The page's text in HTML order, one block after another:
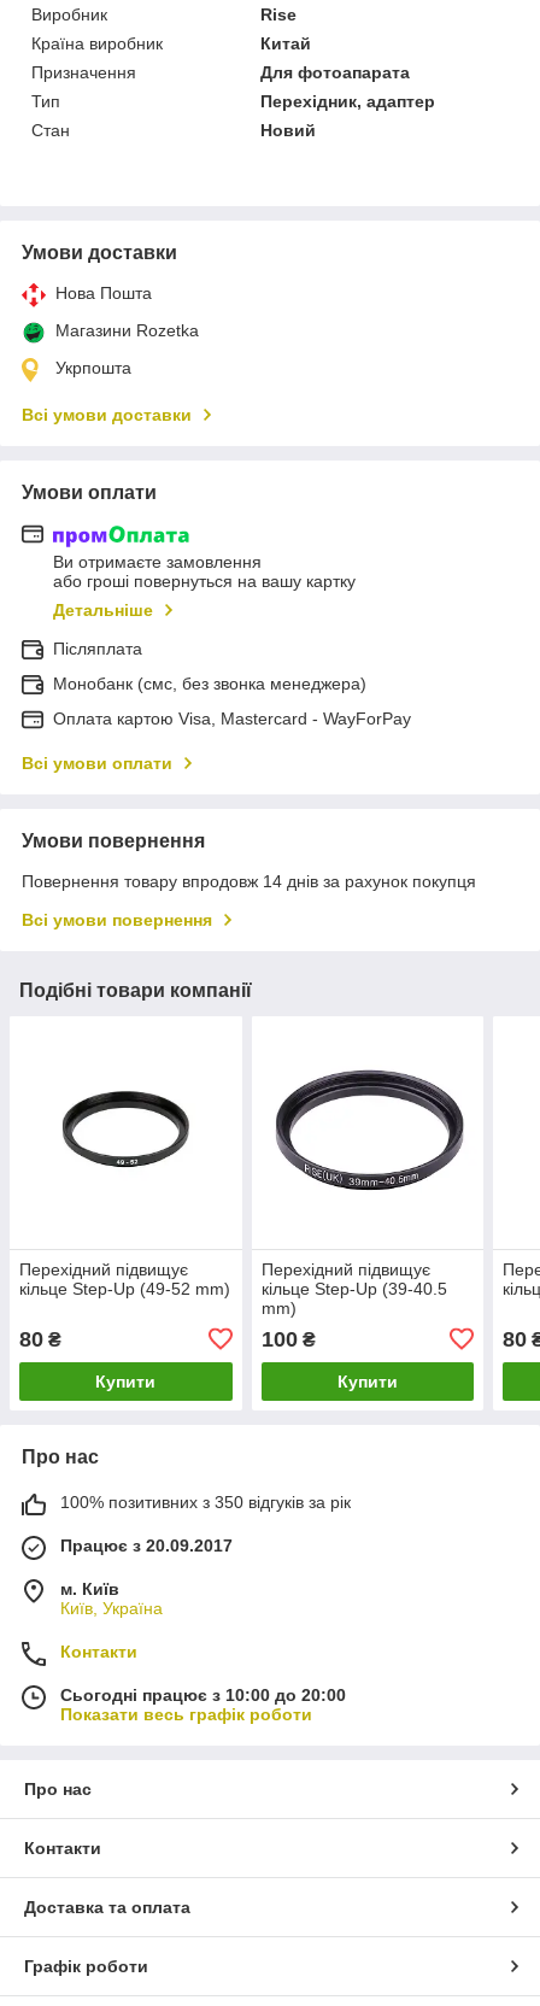
Виробник
Rise
Країна виробник
Китай
Призначення
Для фотоапарата
Тип
Перехідник, адаптер
Стан
Новий
Умови доставки
Нова Пошта
Магазини Rozetka
Укрпошта
Всі умови доставки
Умови оплати
Ви отримаєте замовлення
або гроші повернуться на вашу картку
Детальніше
Післяплата
Монобанк (смс, без звонка менеджера)
Оплата картою Visa, Mastercard - WayForPay
Всі умови оплати
Умови повернення
Повернення товару впродовж 14 днів за рахунок покупця
Всі умови повернення
Подібні товари компанії
Перехідний підвищує
кільце Step-Up (49-52 mm)
80 ₴
Купити
Перехідний підвищує
кільце Step-Up (39-40.5
mm)
100₴
Купити
80
Про нас
100% позитивних з 350 відгуків за рік
Працює з 20.09.2017
м. Київ
Київ, Україна
Контакти
Сьогодні працює з 10:00 до 20:00
Показати весь графік роботи
Про нас
Контакти
Доставка та оплата
Графік роботи